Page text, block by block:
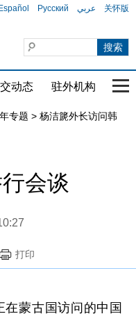
Español Русский عربي 关怀版
动态 驻外机构 国
专题 > 杨洁篪外长访问韩
会谈
打印
蒙古国访问的中国